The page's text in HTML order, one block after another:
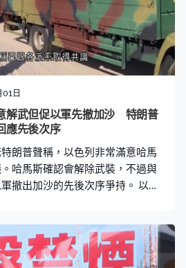
隊，一定是本身基本盤很強。基
很強。」 賽事亦會聯動票尾經
和過百間食肆等享有折扣優惠，
後再推廣。羅淑佩：「我知道旅
佳餚巡禮後，票尾可能在11月很
美酒佳餚屆時會公布。大家對票
可以想一下如何引導業界和主辦
半年盛事不斷，羅淑佩說有信心
日
解武但促以軍先撤加沙 特朗普
應先後次序
特朗普聲稱，以色列非常滿意哈馬
哈馬斯確認會解除武裝，不過與
撤出加沙的先後次序爭持。 以軍
及加沙其他武裝組織達成全面解
和以色列在落實解除武裝安排的